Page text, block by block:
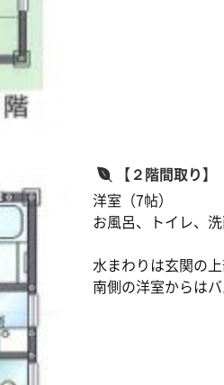
【２階間取り】
洋室（7帖）
お風呂、トイレ、
水まわりは玄関の上
南側の洋室からは